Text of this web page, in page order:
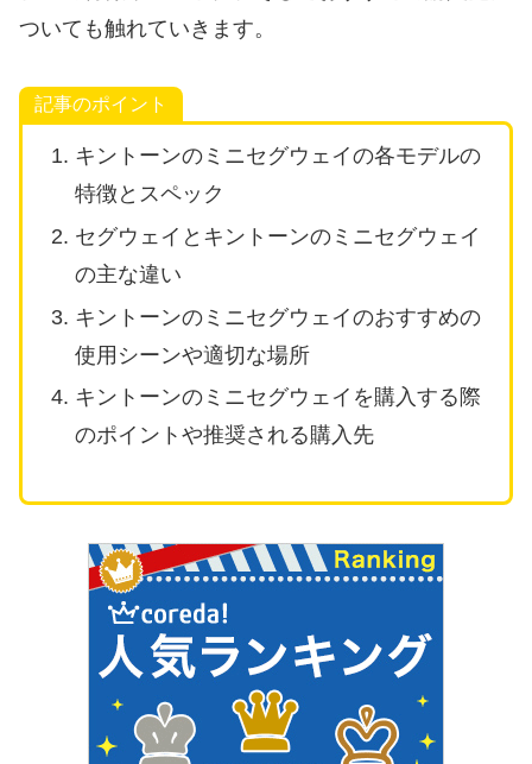
ついても触れていきます。
記事のポイント
キントーンのミニセグウェイの各モデルの
特徴とスペック
セグウェイとキントーンのミニセグウェイ
の主な違い
キントーンのミニセグウェイのおすすめの
使用シーンや適切な場所
キントーンのミニセグウェイを購入する際
のポイントや推奨される購入先